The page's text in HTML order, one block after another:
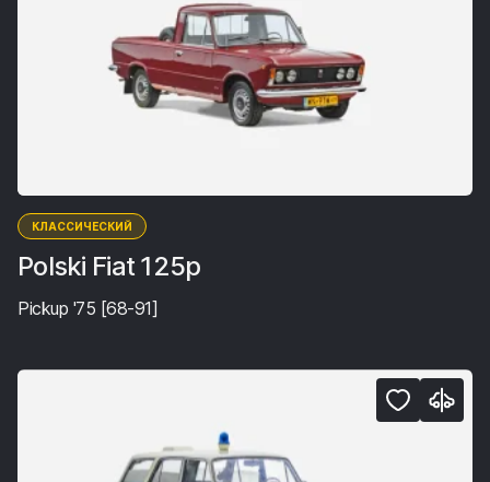
КЛАССИЧЕСКИЙ
Polski Fiat 125p
Pickup '75 [68-91]